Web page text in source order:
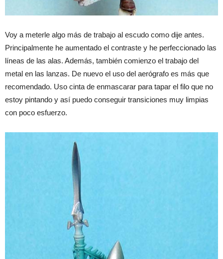
Voy a meterle algo más de trabajo al escudo como dije antes.
Principalmente he aumentado el contraste y he perfeccionado las
líneas de las alas. Además, también comienzo el trabajo del
metal en las lanzas. De nuevo el uso del aerógrafo es más que
recomendado. Uso cinta de enmascarar para tapar el filo que no
estoy pintando y así puedo conseguir transiciones muy limpias
con poco esfuerzo.